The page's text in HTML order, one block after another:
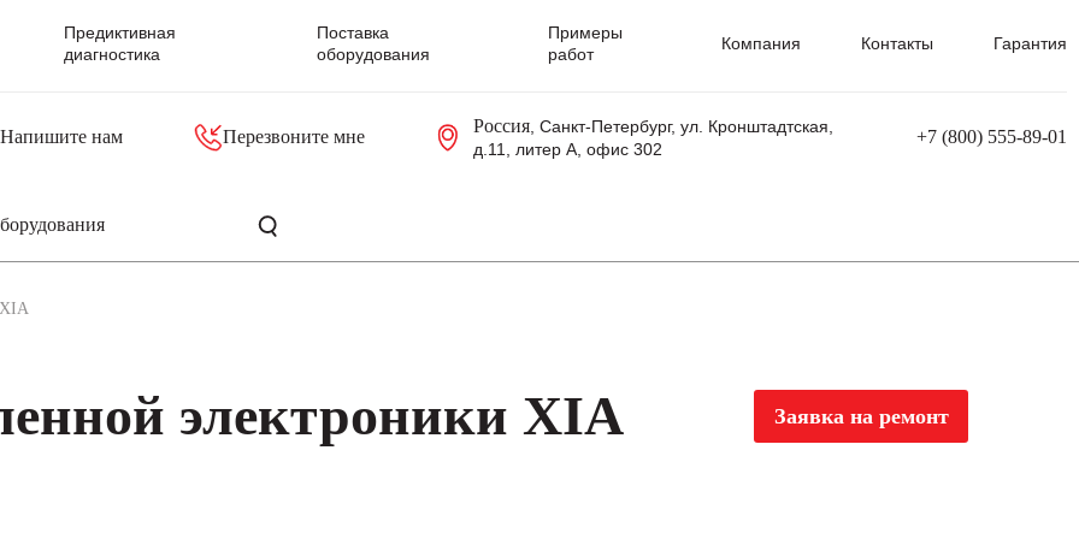
Предиктивная
диагностика
Поставка
оборудования
Примеры
работ
Компания Контакты Гарантия
Напишите нам Перезвоните мне
Россия, Санкт-Петербург, ул. Кронштадтская,
д.11, литер А, офис 302
+7 (800) 555-89-01
XIA
электроники XIA Заявка на ремонт